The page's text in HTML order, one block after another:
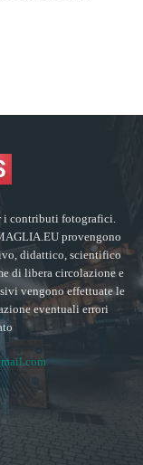
i contributi fotografici.
provengono
didattico, scientifico
di libera circolazione e
vengono effettuate le
eventuali errori